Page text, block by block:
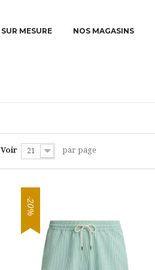
SUR MESURE NOS MAGASINS
Voir 21 par page
-20%